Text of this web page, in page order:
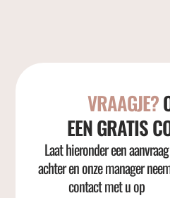
VRAAGJE?
EEN GRATIS
Laat hieronder een aanvraag
achter en onze manager
contact met u op